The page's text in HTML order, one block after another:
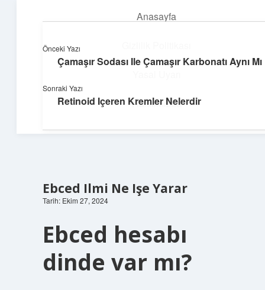
Anasayfa
Hakkımızda
Üretim ve İlham
Yaratıcı projelerle dünyanı inşa et!
Ebced Ilmi Ne Işe Yarar
Tarih: Ekim 27, 2024
Ebced hesabı
dinde var mı?
Önceki Yazı
Çamaşır Sodası Ile Çamaşır Karbonatı Aynı Mı
Sonraki Yazı
Retinoid Içeren Kremler Nelerdir